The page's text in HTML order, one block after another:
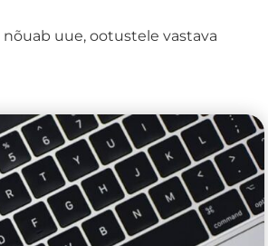
uue, ootustele vastava